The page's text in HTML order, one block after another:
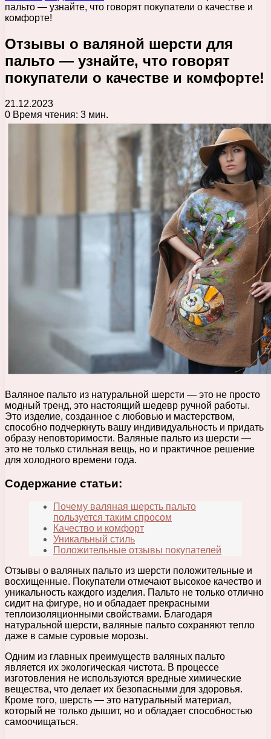
пальто — узнайте, что говорят покупатели о качестве и
комфорте!
Отзывы о валяной шерсти для
пальто — узнайте, что говорят
покупатели о качестве и комфорте!
21.12.2023
0 Время чтения: 3 мин.
Валяное пальто из натуральной шерсти — это не просто
модный тренд, это настоящий шедевр ручной работы.
Это изделие, созданное с любовью и мастерством,
способно подчеркнуть вашу индивидуальность и придать
образу неповторимости. Валяные пальто из шерсти —
это не только стильная вещь, но и практичное решение
для холодного времени года.
Содержание статьи:
Почему валяная шерсть пальто
пользуется таким спросом
Качество и комфорт
Уникальный стиль
Положительные отзывы покупателей
Отзывы о валяных пальто из шерсти положительные и
восхищенные. Покупатели отмечают высокое качество и
уникальность каждого изделия. Пальто не только отлично
сидит на фигуре, но и обладает прекрасными
теплоизоляционными свойствами. Благодаря
натуральной шерсти, валяные пальто сохраняют тепло
даже в самые суровые морозы.
Одним из главных преимуществ валяных пальто
является их экологическая чистота. В процессе
изготовления не используются вредные химические
вещества, что делает их безопасными для здоровья.
Кроме того, шерсть — это натуральный материал,
который не только дышит, но и обладает способностью
самоочищаться.